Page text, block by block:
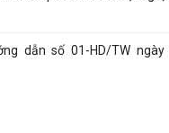
dẫn số 01-HD/TW ngày